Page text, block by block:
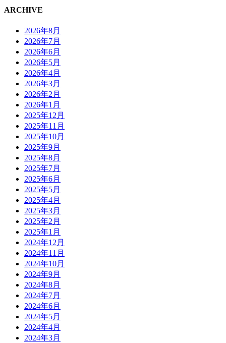
ARCHIVE
2026年8月
2026年7月
2026年6月
2026年5月
2026年4月
2026年3月
2026年2月
2026年1月
2025年12月
2025年11月
2025年10月
2025年9月
2025年8月
2025年7月
2025年6月
2025年5月
2025年4月
2025年3月
2025年2月
2025年1月
2024年12月
2024年11月
2024年10月
2024年9月
2024年8月
2024年7月
2024年6月
2024年5月
2024年4月
2024年3月